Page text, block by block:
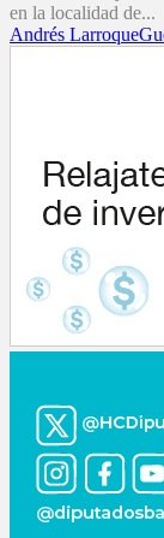
en la localidad de...
Andrés Larroque